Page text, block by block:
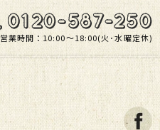
営業時間：10:00〜18:00(火･水曜定休)